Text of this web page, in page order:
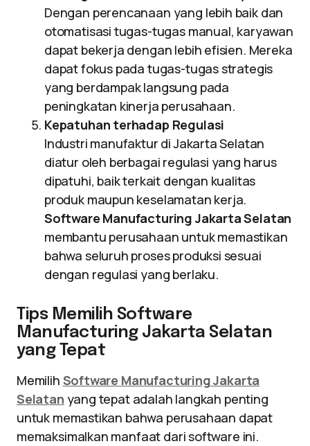
Dengan perencanaan yang lebih baik dan
otomatisasi tugas-tugas manual, karyawan
dapat bekerja dengan lebih efisien. Mereka
dapat fokus pada tugas-tugas strategis
yang berdampak langsung pada
peningkatan kinerja perusahaan.
Kepatuhan terhadap Regulasi
Industri manufaktur di Jakarta Selatan
diatur oleh berbagai regulasi yang harus
dipatuhi, baik terkait dengan kualitas
produk maupun keselamatan kerja.
Software Manufacturing Jakarta Selatan
membantu perusahaan untuk memastikan
bahwa seluruh proses produksi sesuai
dengan regulasi yang berlaku.
Tips Memilih Software
Manufacturing Jakarta Selatan
yang Tepat
Memilih Software Manufacturing Jakarta
Selatan yang tepat adalah langkah penting
untuk memastikan bahwa perusahaan dapat
memaksimalkan manfaat dari software ini.